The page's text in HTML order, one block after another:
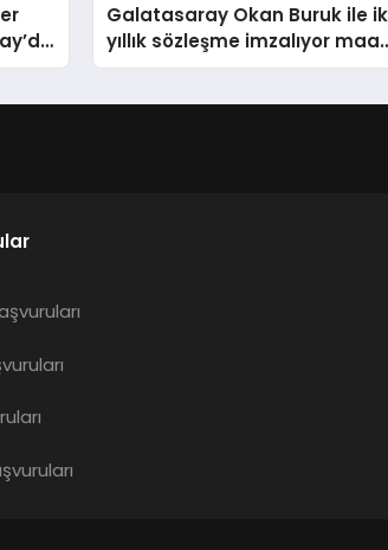
Galatasaray Okan Buruk ile
yıllık sözleşme imzalıyor
3.5 milyon euroya çıkıyor